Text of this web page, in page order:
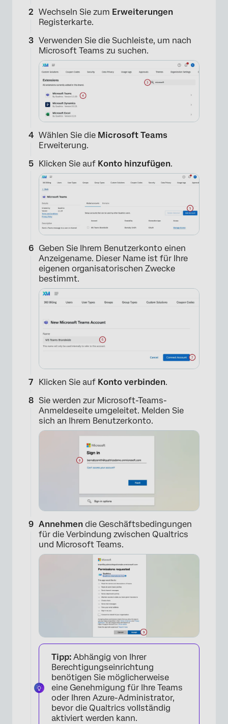
Wechseln Sie zum Erweiterungen
Registerkarte.
Verwenden Sie die Suchleiste, um nach
Microsoft Teams zu suchen.
Wählen Sie die Microsoft Teams
Erweiterung.
Klicken Sie auf Konto hinzufügen.
Geben Sie Ihrem Benutzerkonto einen
Anzeigename. Dieser Name ist für Ihre
eigenen organisatorischen Zwecke
bestimmt.
Klicken Sie auf Konto verbinden.
Sie werden zur Microsoft-Teams-
Anmeldeseite umgeleitet. Melden Sie
sich an Ihrem Benutzerkonto.
Annehmen die Geschäftsbedingungen
für die Verbindung zwischen Qualtrics
und Microsoft Teams.
Tipp: Abhängig von Ihrer
Berechtigungseinrichtung
benötigen Sie möglicherweise
eine Genehmigung für Ihre Teams
oder Ihren Azure-Administrator,
bevor die Qualtrics vollständig
aktiviert werden kann.